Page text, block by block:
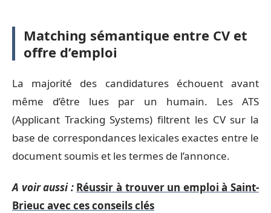
Matching sémantique entre CV et
offre d’emploi
La majorité des candidatures échouent avant
même d’être lues par un humain. Les ATS
(Applicant Tracking Systems) filtrent les CV sur la
base de correspondances lexicales exactes entre le
document soumis et les termes de l’annonce.
A voir aussi : Réussir à trouver un emploi à Saint-
Brieuc avec ces conseils clés